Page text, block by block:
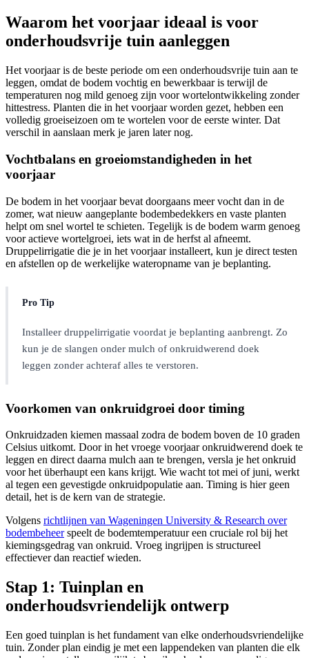
Waarom het voorjaar ideaal is voor
onderhoudsvrije tuin aanleggen
Het voorjaar is de beste periode om een onderhoudsvrije tuin aan te
leggen, omdat de bodem vochtig en bewerkbaar is terwijl de
temperaturen nog mild genoeg zijn voor wortelontwikkeling zonder
hittestress. Planten die in het voorjaar worden gezet, hebben een
volledig groeiseizoen om te wortelen voor de eerste winter. Dat
verschil in aanslaan merk je jaren later nog.
Vochtbalans en groeiomstandigheden in het
voorjaar
De bodem in het voorjaar bevat doorgaans meer vocht dan in de
zomer, wat nieuw aangeplante bodembedekkers en vaste planten
helpt om snel wortel te schieten. Tegelijk is de bodem warm genoeg
voor actieve wortelgroei, iets wat in de herfst al afneemt.
Druppelirrigatie die je in het voorjaar installeert, kun je direct testen
en afstellen op de werkelijke wateropname van je beplanting.
Pro Tip
Installeer druppelirrigatie voordat je beplanting aanbrengt. Zo
kun je de slangen onder mulch of onkruidwerend doek
leggen zonder achteraf alles te verstoren.
Voorkomen van onkruidgroei door timing
Onkruidzaden kiemen massaal zodra de bodem boven de 10 graden
Celsius uitkomt. Door in het vroege voorjaar onkruidwerend doek te
leggen en direct daarna mulch aan te brengen, versla je het onkruid
voor het überhaupt een kans krijgt. Wie wacht tot mei of juni, werkt
al tegen een gevestigde onkruidpopulatie aan. Timing is hier geen
detail, het is de kern van de strategie.
Volgens richtlijnen van Wageningen University & Research over
bodembeheerspeelt de bodemtemperatuur een cruciale rol bij het
kiemingsgedrag van onkruid. Vroeg ingrijpen is structureel
effectiever dan reactief wieden.
Stap 1: Tuinplan en
onderhoudsvriendelijk ontwerp
Een goed tuinplan is het fundament van elke onderhoudsvriendelijke
tuin. Zonder plan eindig je met een lappendeken van planten die elk